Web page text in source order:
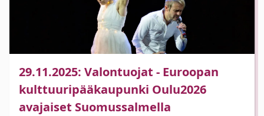
29.11.2025: Valontuojat - Euroopan
kulttuuripääkaupunki Oulu2026
avajaiset Suomussalmella